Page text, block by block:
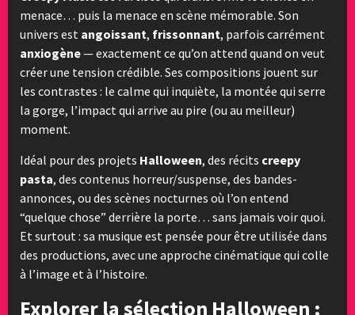
menace… puis la menace en scène mémorable. Son
univers est angoissant, frissonnant, parfois carrément
anxiogène— exactement ce qu’on attend quand on veut
créer une tension crédible. Ses compositions jouent sur
les contrastes : le calme qui inquiète, la montée qui serre
la gorge, l’impact qui arrive au pire (ou au meilleur)
moment.
Idéal pour des projets Halloween, des récits creepy
pasta, des contenus horreur/suspense, des bandes-
annonces, ou des scènes nocturnes où l’on entend
“quelque chose” derrière la porte… sans jamais voir quoi.
Et surtout : sa musique est pensée pour être utilisée dans
des productions, avec une approche cinématique qui colle
à l’image et à l’histoire.
Explorer la sélection Halloween :